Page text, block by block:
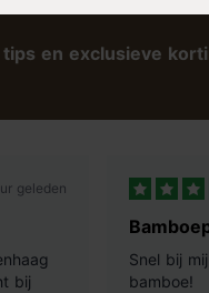
en exclusieve
geleden
bij
Snel bij
bamboe!